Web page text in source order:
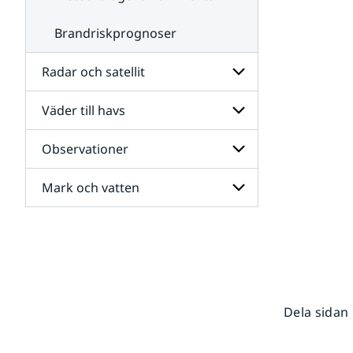
Brandriskprognoser
Radar och satellit
Undersidor
för
Radar
och
satellit
Väder till havs
Undersidor
för
Väder
till
havs
Observationer
Undersidor
för
Mark och vatten
Dela sidan